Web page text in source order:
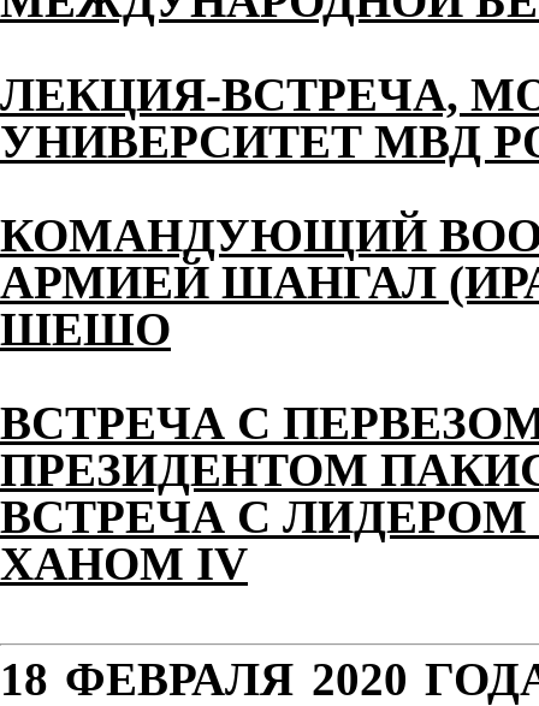
ЛЕКЦИЯ-ВСТРЕЧА,
УНИВЕРСИТЕТ МВД
КОМАНДУЮЩИЙ
АРМИЕЙ ШАНГАЛ
ШЕШО
ВСТРЕЧА С
ПРЕЗИДЕНТОМ
ВСТРЕЧА С
ХАНОМ IV
18 ФЕВРАЛЯ 2020